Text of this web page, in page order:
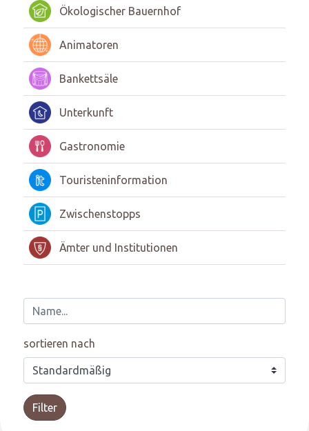
Ökologischer Bauernhof
Animatoren
Bankettsäle
Unterkunft
Gastronomie
Touristeninformation
Zwischenstopps
Ämter und Institutionen
sortieren nach
Filter